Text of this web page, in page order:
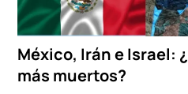
México, Irán e Israel:
más muertos?